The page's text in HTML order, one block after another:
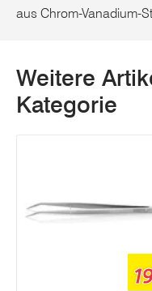
aus Chrom-Vanadium-
Weitere
Kategorie